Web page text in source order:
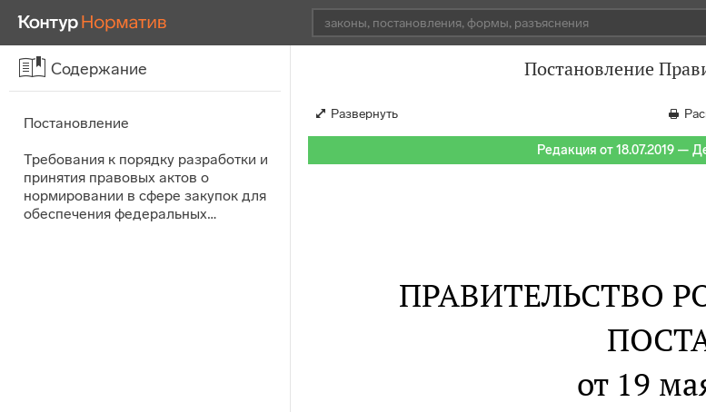
Содержание
Постановление
Требования к порядку разработки и
принятия правовых актов о
нормировании в сфере закупок для
обеспечения федеральных…
Постановление
Развернуть
Редакция от 18.07.2019 —
ПРАВИТЕЛЬСТВО
от 19